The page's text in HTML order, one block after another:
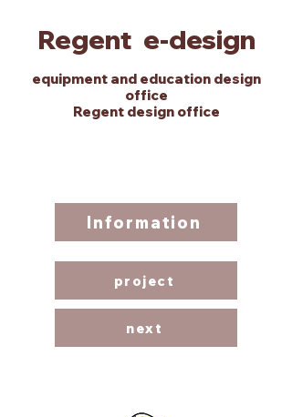
Regent e-design
equipment and education design
office
Regent design office
Information​
project
next